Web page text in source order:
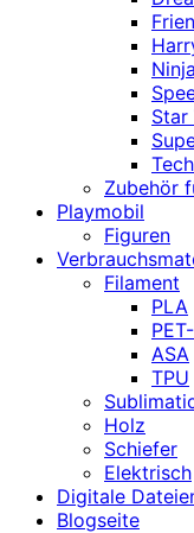
Star
Zubehör
Playmobil
Figuren
Filament
PLA
ASA
TPU
Holz
Schiefer
Elektrisch
Digitale
Blogseite